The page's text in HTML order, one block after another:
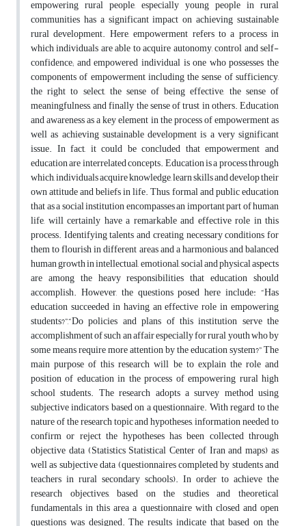
empowering rural people, especially young people in rural
communities has a significant impact on achieving sustainable
rural development. Here, empowerment refers to a process in
which individuals are able to acquire autonomy, control and self-
confidence; and empowered individual is one who possesses the
components of empowerment including the sense of sufficiency,
the right to select, the sense of being effective, the sense of
meaningfulness, and finally the sense of trust in others. Education
and awareness as a key element in the process of empowerment as
well as achieving sustainable development is a very significant
issue. In fact, it could be concluded that empowerment and
education are interrelated concepts. Education is a process through
which, individuals acquire knowledge, learn skills and develop their
own attitude and beliefs in life. Thus, formal and public education
that as a social institution encompasses an important part of human
life, will certainly have a remarkable and effective role in this
process. Identifying talents and creating necessary conditions for
them to flourish in different areas and a harmonious and balanced
human growth in intellectual, emotional, social and physical aspects
are among the heavy responsibilities that education should
accomplish. However, the questions posed here include: “Has
education succeeded in having an effective role in empowering
students?”,“Do policies and plans of this institution serve the
accomplishment of such an affair especially for rural youth who by
some means require more attention by the education system?” The
main purpose of this research will be to explain the role and
position of education in the process of empowering rural high
school students. The research adopts a survey method using
subjective indicators based on a questionnaire. With regard to the
nature of the research topic and hypotheses, information needed to
confirm or reject the hypotheses has been collected through
objective data (Statistics Statistical Center of Iran and maps) as
well as subjective data (questionnaires completed by students and
teachers in rural secondary schools). In order to achieve the
research objectives, based on the studies and theoretical
fundamentals in this area a questionnaire with closed and open